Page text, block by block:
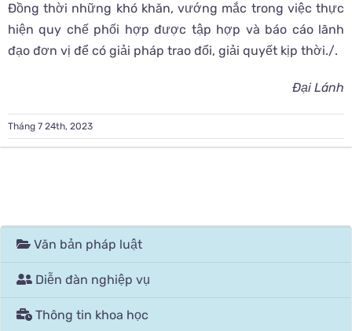
Đồng thời những khó khăn, vướng mắc trong việc thực
hiện quy chế phối hợp được tập hợp và báo cáo lãnh
đạo đơn vị để có giải pháp trao đổi, giải quyết kịp thời./.
Đại Lánh
Tháng 7 24th, 2023
Văn bản pháp luật
Diễn đàn nghiệp vụ
Thông tin khoa học